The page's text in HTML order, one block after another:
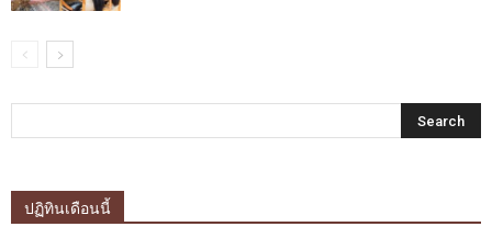
ปฏิทินเดือนนี้